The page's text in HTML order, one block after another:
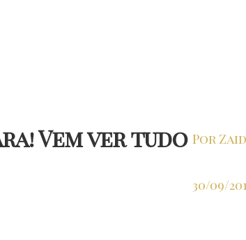
Vem ver tudo Por
30/09/